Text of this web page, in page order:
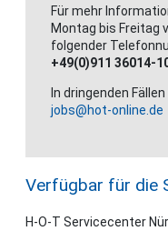
Für mehr
Montag bis Freitag
folgender
+49(0)911 36014-
In dringenden
jobs@hot-online.de
Verfügbar für die
H-O-T Servicecenter